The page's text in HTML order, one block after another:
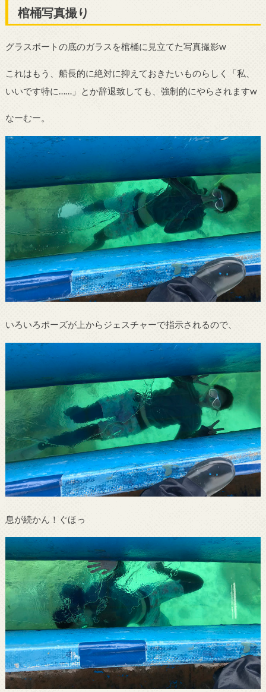
棺桶写真撮り
グラスボートの底のガラスを棺桶に見立てた写真撮影w
これはもう、船長的に絶対に抑えておきたいものらしく「私、
いいです特に……」とか辞退致しても、強制的にやらされますw
なーむー。
いろいろポーズが上からジェスチャーで指示されるので、
息が続かん！ぐほっ